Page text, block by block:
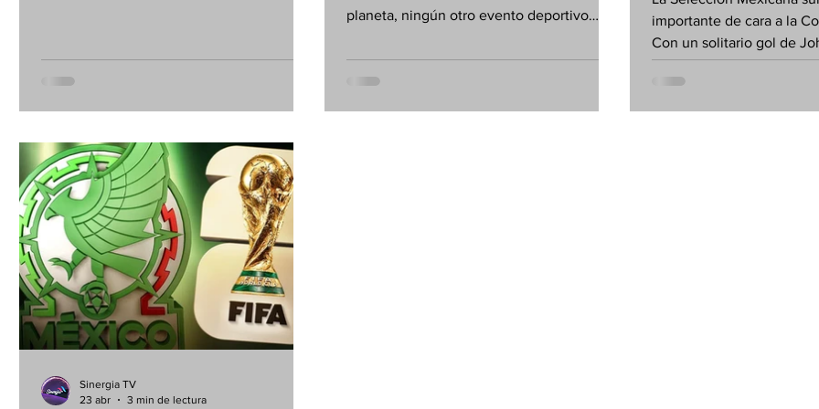
internacionales en las ciudades sede y los
planeta, ningún otro evento deportivo
audiencia global de miles de millones de
personas, una capacidad de consumo
importante de cara a la
Con un solitario gol de
cabeza, El Tri derrotó 1-0
intenso partido amistoso
mítico Rose Bowl ante
Sinergia TV
23 abr
3 min de lectura